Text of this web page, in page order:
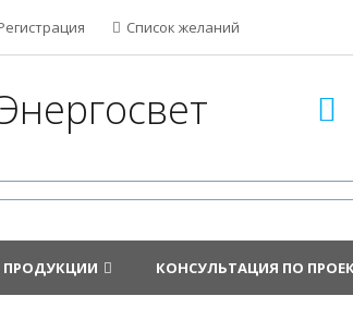
Список желаний
ПРОДУКЦИИ КОНСУЛЬТАЦИЯ ПО